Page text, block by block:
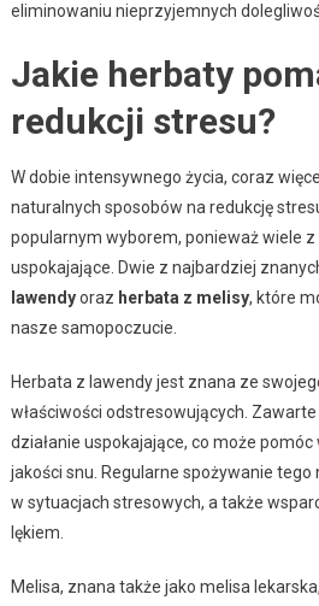
eliminowaniu nieprzyjemnych
Jakie herbaty
redukcji stresu?
W dobie intensywnego życia, coraz
naturalnych sposobów na redukcję
popularnym wyborem, ponieważ wiele z
uspokajające. Dwie z najbardziej
lawendyoraz herbata z melisy, które
nasze samopoczucie.
Herbata z lawendy jest znana ze
właściwości odstresowujących.
działanie uspokajające, co może
jakości snu. Regularne spożywanie
w sytuacjach stresowych, a także
lękiem.
Melisa, znana także jako melisa